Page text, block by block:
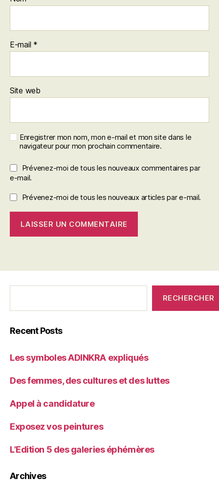
E-mail *
Site web
Enregistrer mon nom, mon e-mail et mon site dans le
navigateur pour mon prochain commentaire.
Prévenez-moi de tous les nouveaux commentaires par
e-mail.
Prévenez-moi de tous les nouveaux articles par e-mail.
avant?
RECHERCHER
Recent Posts
Les symboles ADINKRA expliqués
Des femmes, des cultures et des luttes
Appel à candidature
Exposez vos peintures
L’Edition 5 des galeries éphémères
Archives